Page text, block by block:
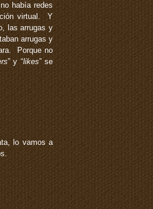
había redes
virtual. Y
las arrugas y
arrugas y
Porque no
” y “likes” se
lo vamos a